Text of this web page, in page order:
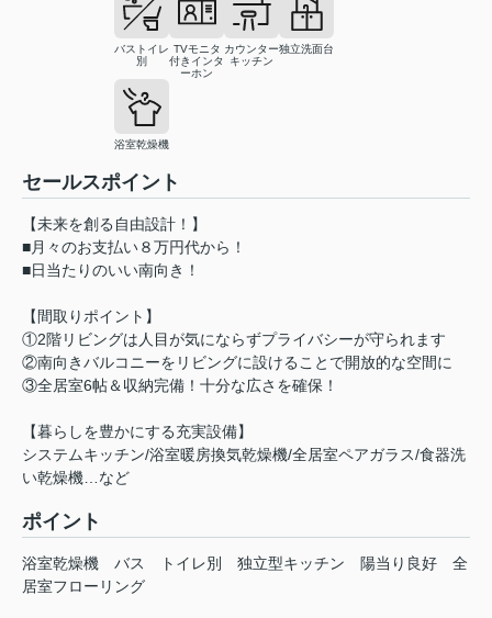
バストイレ
別
TVモニタ
付きインタ
ーホン
カウンター
キッチン
独立洗面台
浴室乾燥機
セールスポイント
【未来を創る自由設計！】
■月々のお支払い８万円代から！
■日当たりのいい南向き！
【間取りポイント】
①2階リビングは人目が気にならずプライバシーが守られます
②南向きバルコニーをリビングに設けることで開放的な空間に
③全居室6帖＆収納完備！十分な広さを確保！
【暮らしを豊かにする充実設備】
システムキッチン/浴室暖房換気乾燥機/全居室ペアガラス/食器洗
い乾燥機…など
ポイント
浴室乾燥機 バス トイレ別 独立型キッチン 陽当り良好
全
居室フローリング